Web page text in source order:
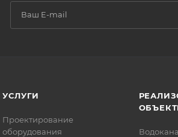
УСЛУГИ
Проектирование
оборудования